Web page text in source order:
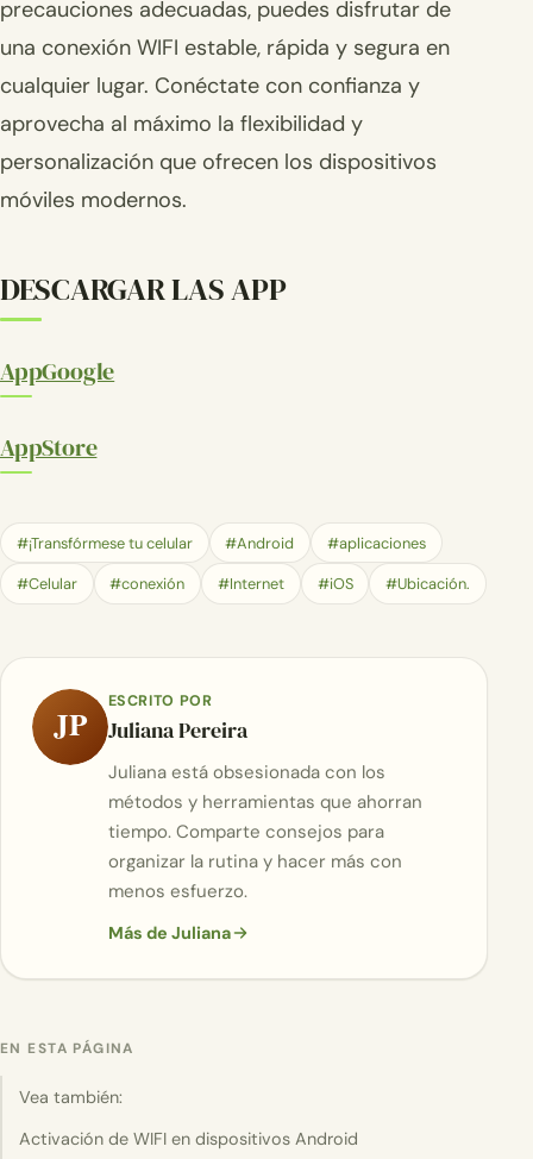
precauciones adecuadas, puedes disfrutar de
una conexión WIFI estable, rápida y segura en
cualquier lugar. Conéctate con confianza y
aprovecha al máximo la flexibilidad y
personalización que ofrecen los dispositivos
móviles modernos.
DESCARGAR LAS APP
AppGoogle
AppStore
#¡Transfórmese tu celular #Android #aplicaciones
#Celular #conexión #Internet #iOS #Ubicación.
JP
ESCRITO POR
Juliana Pereira
Juliana está obsesionada con los
métodos y herramientas que ahorran
tiempo. Comparte consejos para
organizar la rutina y hacer más con
menos esfuerzo.
Más de Juliana
EN ESTA PÁGINA
Vea también:
Activación de WIFI en dispositivos Android